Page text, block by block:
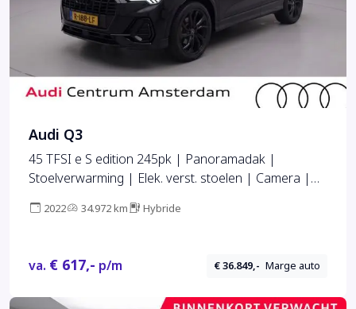
Audi Q3
45 TFSI e S edition 245pk | Panoramadak |
Stoelverwarming | Elek. verst. stoelen | Camera |
2022 34.972 km Hybride
va. € 617,- p/m € 36.849,- Marge auto